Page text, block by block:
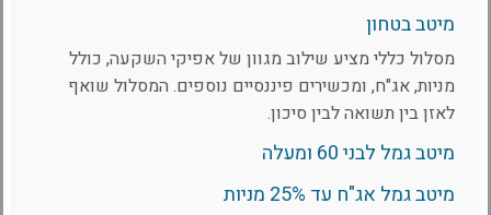
מיטב בטחון
מסלול כללי מציע שילוב מגוון של אפיקי השקעה, כולל
מניות, אג"ח, ומכשירים פיננסיים נוספים. המסלול שואף
לאזן בין תשואה לבין סיכון.
מיטב גמל לבני 60 ומעלה
מיטב גמל אג"ח עד 25% מניות